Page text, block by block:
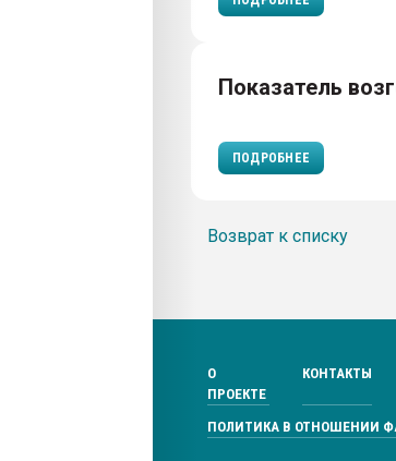
Показатель
ПОДРОБНЕЕ
Возврат к списку
О
ПРОЕКТЕ
КОНТАКТЫ
ПОЛИТИКА В ОТНОШЕНИИ